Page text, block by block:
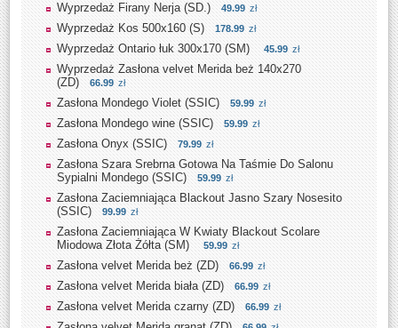
Wyprzedaż Firany Nerja (SD.) 49.99 zł
Wyprzedaż Kos 500x160 (S) 178.99 zł
Wyprzedaż Ontario łuk 300x170 (SM) 45.99 zł
Wyprzedaż Zasłona velvet Merida beż 140x270
(ZD)
66.99 zł
Zasłona Mondego Violet (SSIC) 59.99 zł
Zasłona Mondego wine (SSIC) 59.99 zł
Zasłona Onyx (SSIC) 79.99 zł
Zasłona Szara Srebrna Gotowa Na Taśmie Do Salonu
Sypialni Mondego (SSIC)
59.99 zł
Zasłona Zaciemniająca Blackout Jasno Szary Nosesito
(SSIC)
99.99 zł
Zasłona Zaciemniająca W Kwiaty Blackout Scolare
Miodowa Złota Żółta (SM)
59.99 zł
Zasłona velvet Merida beż (ZD) 66.99 zł
Zasłona velvet Merida biała (ZD) 66.99 zł
Zasłona velvet Merida czarny (ZD) 66.99 zł